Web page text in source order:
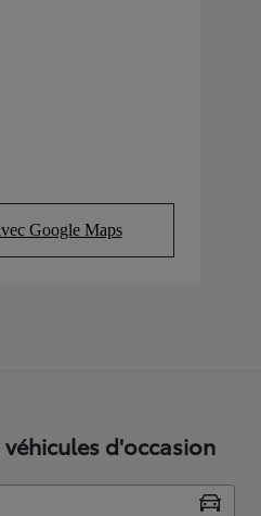
Google Maps
in new tab)
d'occasion